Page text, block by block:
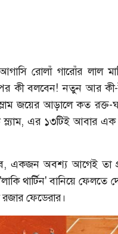
রোলাঁ গারোঁর লাল
পর কী বলবেন! নতুন আর
স্লাম জয়ের আড়ালে কত রক্ত-
এর ১৩টিই আবার এক
একজন অবশ্য আগেই তা
থার্টিন' বানিয়ে
রজার ফেডেরার।